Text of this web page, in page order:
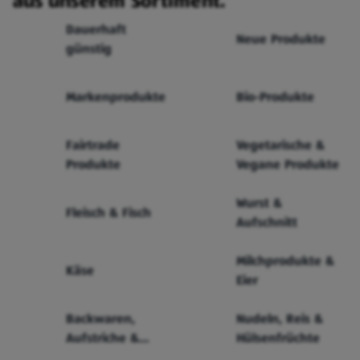
Dauerhaft
günstig
Neue Produkte
Markenprodukte Bio-Produkte
Fairtrade
Produkte
Vegetarische &
Vegane Produkte
Fleisch & Fisch
Wurst &
Aufschnitt
Käse
Milchprodukte &
Eier
Backwaren,
Aufstriche &
Nudeln, Reis &
Hülsenfrüchte